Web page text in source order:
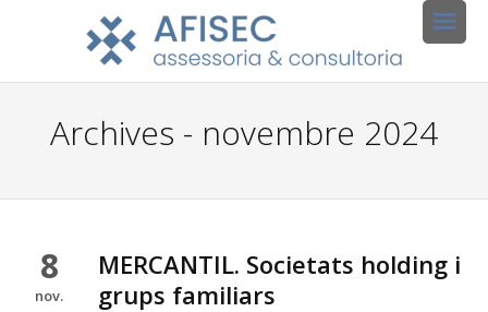
Archives - novembre 2024
8
nov.
MERCANTIL. Societats holding i
grups familiars